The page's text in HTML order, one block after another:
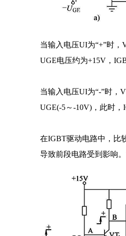
当输入电压UI为“+”时，
UGE电压约为+15V，
当输入电压UI为“-”时，
UGE(-5～-10V)，此时，
在IGBT驱动电路中，比
导致前段电路受到影响。